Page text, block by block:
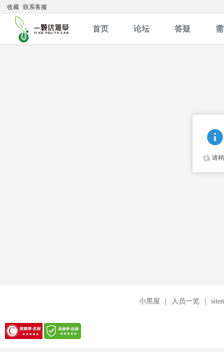
收藏 联系客服
首页 论坛 答疑
请
小黑屋 人员一览